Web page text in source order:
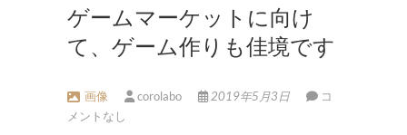
ゲームマーケットに向け
て、ゲーム作りも佳境です
画像 corolabo 2019年5月3日
コ
メントなし